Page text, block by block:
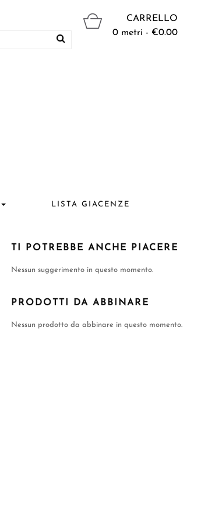
CARRELLO
0 metri - €0.00
LISTA GIACENZE
TI POTREBBE ANCHE PIACERE
Nessun suggerimento in questo momento.
PRODOTTI DA ABBINARE
Nessun prodotto da abbinare in questo momento.